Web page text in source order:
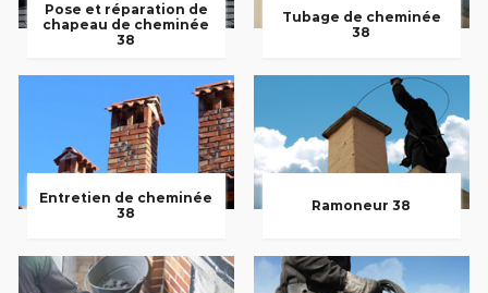
Pose et réparation de
chapeau de cheminée
38
Tubage de cheminée
38
Entretien de cheminée
38
Ramoneur 38